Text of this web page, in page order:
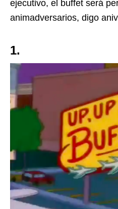
ejecutivo, el buffet será
animadversarios, digo
1.